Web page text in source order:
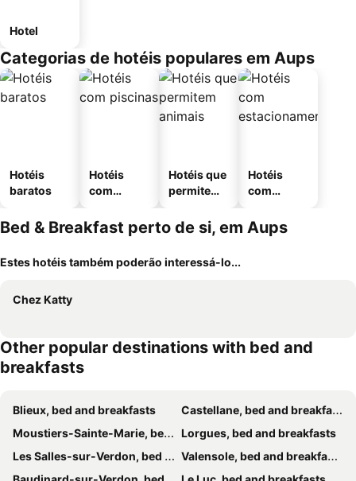
Hotel
Categorias de hotéis populares em Aups
Hotéis
baratos
Hotéis
com
Hotéis que
permitem
Hotéis
com
mento
Bed & Breakfast perto de si, em Aups
Estes hotéis também poderão interessá-lo...
Chez Katty
Other popular destinations with bed and
breakfasts
Blieux, bed and breakfasts
Castellane, bed and breakfasts
Moustiers-Sainte-Marie, bed and breakfasts
Lorgues, bed and breakfasts
Les Salles-sur-Verdon, bed and breakfasts
Valensole, bed and breakfasts